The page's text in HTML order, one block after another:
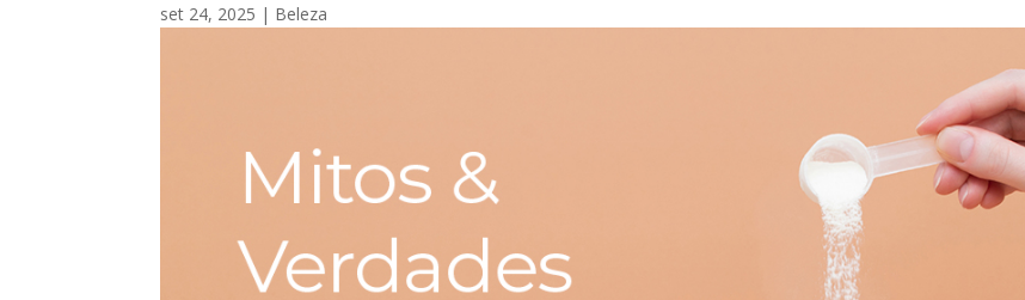
set 24, 2025 | Beleza